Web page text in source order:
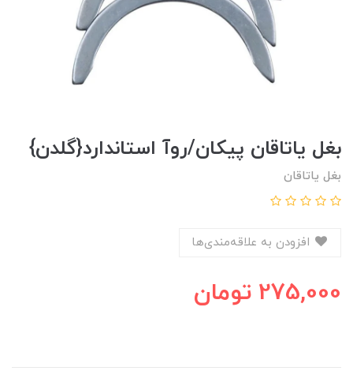
بغل ياتاقان پيکان/روآ استاندارد{گلدن}
بغل یاتاقان
275,000 تومان